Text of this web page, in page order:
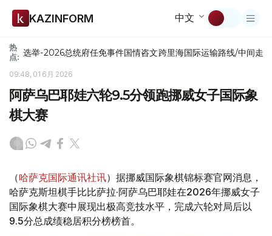
KAZINFORM 中文
热
点: 选举-2026总统府任免事件国情咨文跨里海国际运输路线/中间走廊
09:48, 01 6月 2026
阿萨乌巴耶娃六轮9.5分领跑挪威女子国际象
棋大赛
（哈萨克国际通讯社讯）据挪威国际象棋锦标赛官网消息，
哈萨克斯坦棋手比比萨拉·阿萨乌巴耶娃在2026年挪威女子
国际象棋大赛中展现出极高竞技水平，完成六轮对局后以
9.5分总成绩稳居积分榜榜首。